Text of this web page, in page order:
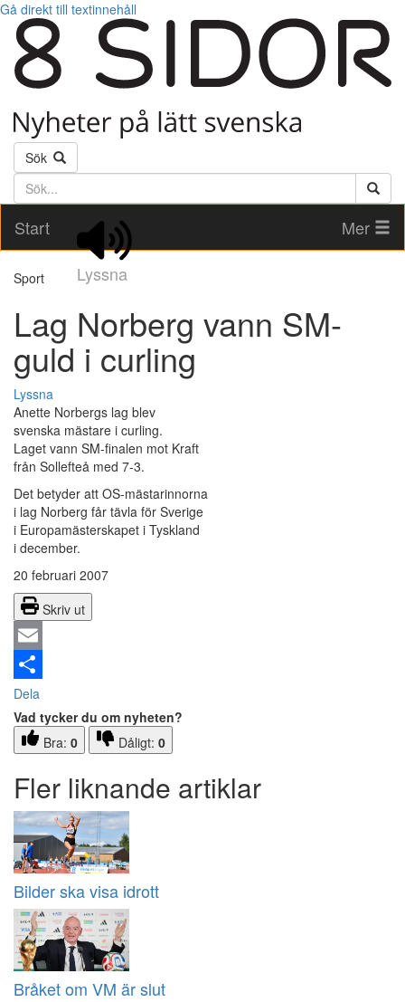
Gå direkt till textinnehåll
Sök
Söktext
Start
Lyssna
Mer
Sport
Lag Norberg vann SM-
guld i curling
Lyssna
Anette Norbergs lag blev
svenska mästare i curling.
Laget vann SM-finalen mot Kraft
från Sollefteå med 7-3.
Det betyder att OS-mästarinnorna
i lag Norberg får tävla för Sverige
i Europamästerskapet i Tyskland
i december.
20 februari 2007
Skriv ut
Email
Dela
Vad tycker du om nyheten?
Bra: 0 Dåligt: 0
Fler liknande artiklar
Bilder ska visa idrott
Bråket om VM är slut